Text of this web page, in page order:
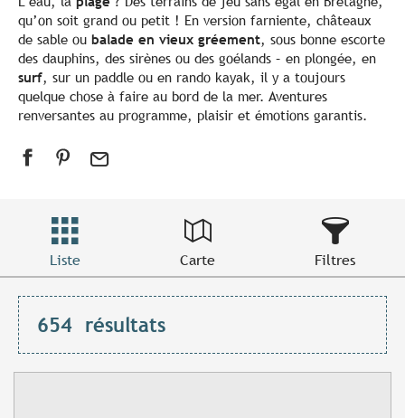
qu’on soit grand ou petit ! En version farniente, châteaux
de sable ou balade en vieux gréement, sous bonne escorte
des dauphins, des sirènes ou des goélands – en plongée, en
surf, sur un paddle ou en rando kayak, il y a toujours
quelque chose à faire au bord de la mer. Aventures
renversantes au programme, plaisir et émotions garantis.
Liste Carte Filtres
654 résultats